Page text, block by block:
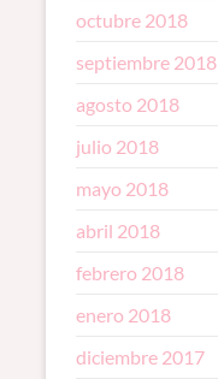
octubre 2018
septiembre 2018
agosto 2018
julio 2018
mayo 2018
abril 2018
febrero 2018
enero 2018
diciembre 2017